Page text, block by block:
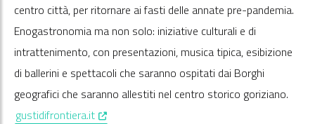
centro città, per ritornare ai fasti delle annate pre-pandemia.
Enogastronomia ma non solo: iniziative culturali e di
intrattenimento, con presentazioni, musica tipica, esibizione
di ballerini e spettacoli che saranno ospitati dai Borghi
geografici che saranno allestiti nel centro storico goriziano.
gustidifrontiera.it, opens in a new window